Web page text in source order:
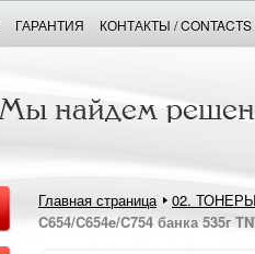
ГАРАНТИЯ КОНТАКТЫ / CONTACTS
Главная страница
02.
C654/C654e/C754 банка 535г